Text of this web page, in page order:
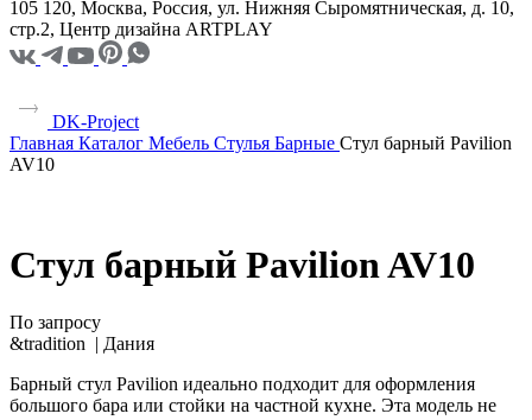
105 120, Москва, Россия, ул. Нижняя Сыромятническая, д. 10,
стр.2, Центр дизайна ARTPLAY
DK-Project
Главная Каталог Мебель Стулья Барные Стул барный Pavilion
AV10
Стул барный Pavilion AV10
По запросу
&tradition | Дания
Барный стул Pavilion идеально подходит для оформления
большого бара или стойки на частной кухне. Эта модель не